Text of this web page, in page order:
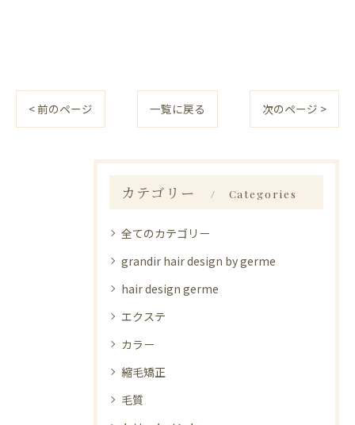
< 前のページ 一覧に戻る 次のページ >
カテゴリー Categories
全てのカテゴリー
grandir hair design by germe
hair design germe
エクステ
カラー
縮毛矯正
毛質